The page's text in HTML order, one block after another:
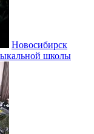
Новосибирск
школы